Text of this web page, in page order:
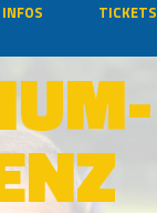
INFOS TICKETS